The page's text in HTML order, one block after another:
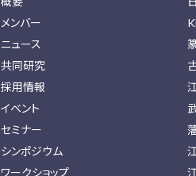
メンバー
ニュース
共同研究
採用情報
イベント
セミナー
シンポジウム
ワークショップ